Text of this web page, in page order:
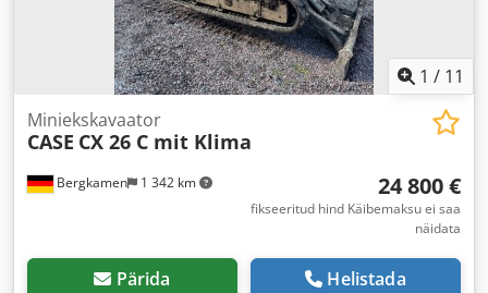
1 / 11
Bergkamen 1 342 km
Miniekskavaator
CASE CX 26 C mit Klima
24 800 €
fikseeritud hind Käibemaksu ei saa
näidata
Pärida Helistada